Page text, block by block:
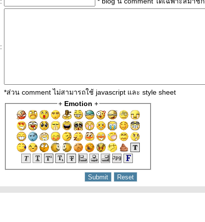
*ส่วน comment ไม่สามารถใช้ javascript และ style sheet
+ Emotion +